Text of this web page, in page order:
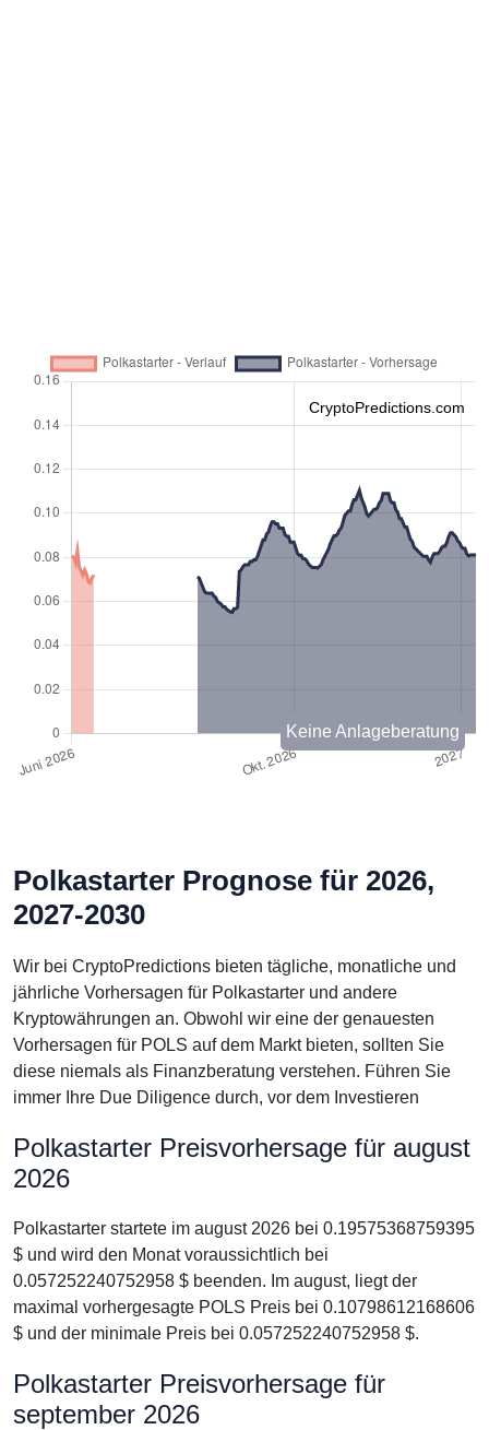
CryptoPredictions.com
Keine Anlageberatung
Polkastarter Prognose für 2026,
2027-2030
Wir bei CryptoPredictions bieten tägliche, monatliche und
jährliche Vorhersagen für Polkastarter und andere
Kryptowährungen an. Obwohl wir eine der genauesten
Vorhersagen für POLS auf dem Markt bieten, sollten Sie
diese niemals als Finanzberatung verstehen. Führen Sie
immer Ihre Due Diligence durch, vor dem Investieren
Polkastarter Preisvorhersage für august
2026
Polkastarter startete im august 2026 bei 0.19575368759395
$ und wird den Monat voraussichtlich bei
0.057252240752958 $ beenden. Im august, liegt der
maximal vorhergesagte POLS Preis bei 0.10798612168606
$ und der minimale Preis bei 0.057252240752958 $.
Polkastarter Preisvorhersage für
september 2026